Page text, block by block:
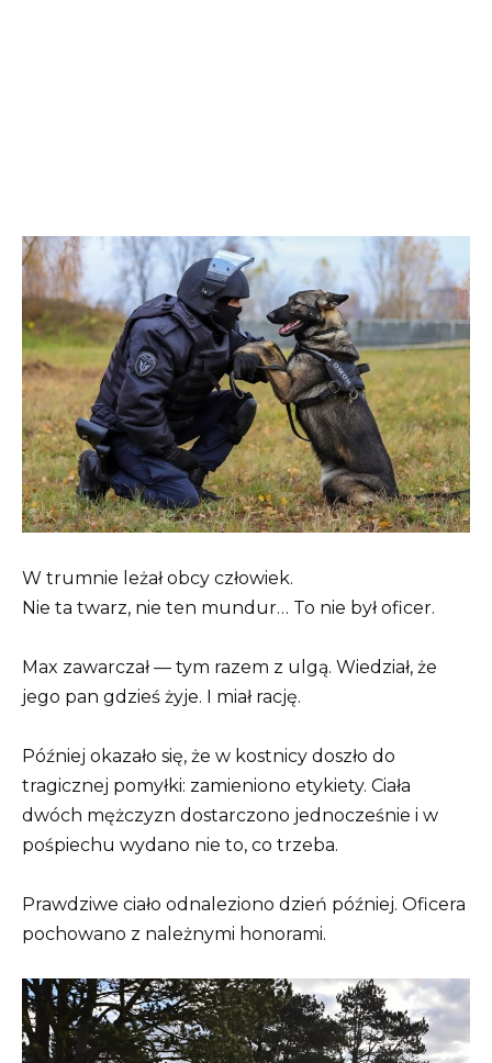
W trumnie leżał obcy człowiek.
Nie ta twarz, nie ten mundur… To nie był oficer.
Max zawarczał — tym razem z ulgą. Wiedział, że
jego pan gdzieś żyje. I miał rację.
Później okazało się, że w kostnicy doszło do
tragicznej pomyłki: zamieniono etykiety. Ciała
dwóch mężczyzn dostarczono jednocześnie i w
pośpiechu wydano nie to, co trzeba.
Prawdziwe ciało odnaleziono dzień później. Oficera
pochowano z należnymi honorami.